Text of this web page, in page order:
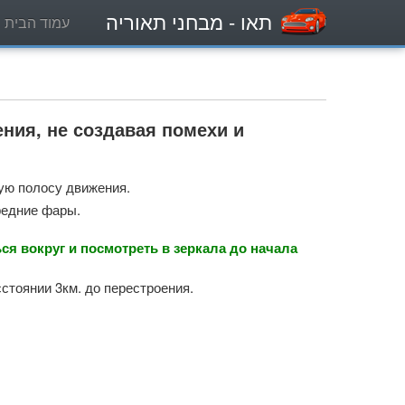
תאו - מבחני תאוריה עמוד הבית
не создавая помехи и
полосу движения.
фары.
вокруг и посмотреть в зеркала до начала
3км. до перестроения.